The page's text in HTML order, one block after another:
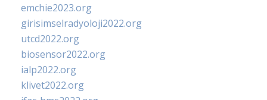
emchie2023.org
girisimselradyoloji2022.org
utcd2022.org
biosensor2022.org
ialp2022.org
klivet2022.org